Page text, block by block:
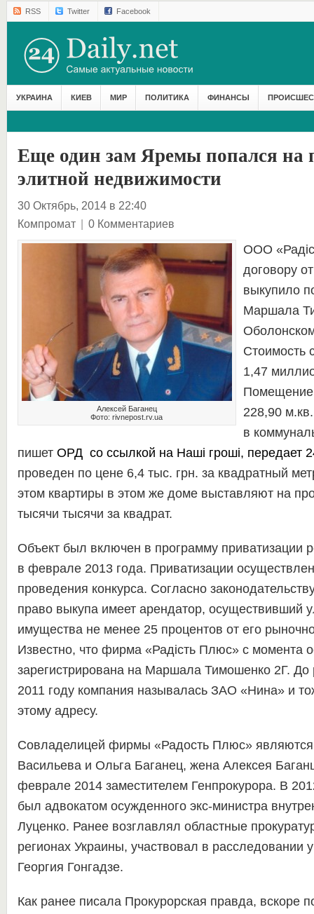
RSS Twitter Facebook
УКРАИНА КИЕВ МИР ПОЛИТИКА ФИНАНСЫ
Еще один зам Яремы попался на
элитной недвижимости
30 Октябрь, 2014 в 22:40
Компромат | 0 Комментариев
Алексей Баганец
Фото: rivnepost.rv.ua
ООО
договору
выкупило
Маршала
Стоимость
1,47
Помещение
228,90
в
пишет ОРДсо ссылкой на Наші гроші, передает
проведен по цене 6,4 тыс. грн. за квадратный
этом квартиры в этом же доме выставляют на
тысячи тысячи за квадрат.
Объект был включен в программу приватизации
в феврале 2013 года. Приватизации
проведения конкурса. Согласно
право выкупа имеет арендатор, осуществивший
имущества не менее 25 процентов от его
Известно, что фирма «Радість Плюс» с момента
зарегистрирована на Маршала Тимошенко 2Г. До
2011 году компания называлась ЗАО «Нина» и
этому адресу.
Совладелицей фирмы «Радость Плюс»
Васильева и Ольга Баганец, жена Алексея
феврале 2014 заместителем Генпрокурора. В
был адвокатом осужденного экс-министра
Луценко. Ранее возглавлял областные
регионах Украины, участвовал в расследовании
Георгия Гонгадзе.
Как ранее писала Прокурорская правда, вскоре